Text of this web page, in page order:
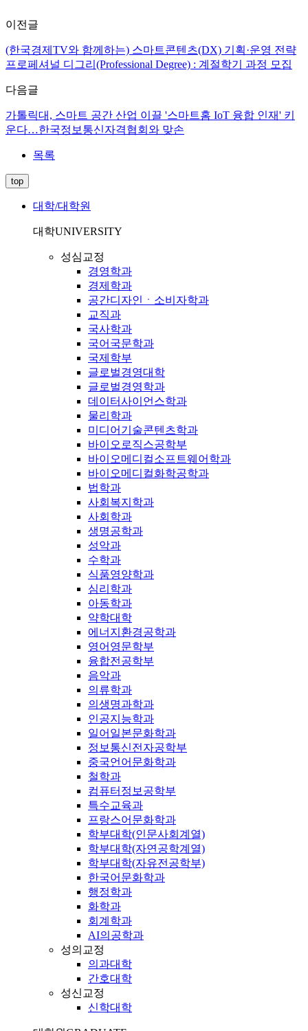
이전글
(한국경제TV와 함께하는) 스마트콘텐츠(DX) 기획·운영 전략
프로페셔널 디그리(Professional Degree) : 계절학기 과정 모집
다음글
가톨릭대, 스마트 공간 산업 이끌 '스마트홈 IoT 융합 인재' 키
운다…한국정보통신자격협회와 맞손
목록
top
대학/대학원
대학UNIVERSITY
성심교정
경영학과
경제학과
공간디자인ㆍ소비자학과
교직과
국사학과
국어국문학과
국제학부
글로벌경영대학
글로벌경영학과
데이터사이언스학과
물리학과
미디어기술콘텐츠학과
바이오로직스공학부
바이오메디컬소프트웨어학과
바이오메디컬화학공학과
법학과
사회복지학과
사회학과
생명공학과
성악과
수학과
식품영양학과
심리학과
아동학과
약학대학
에너지환경공학과
영어영문학부
융합전공학부
음악과
의류학과
의생명과학과
인공지능학과
일어일본문화학과
정보통신전자공학부
중국언어문화학과
철학과
컴퓨터정보공학부
특수교육과
프랑스어문화학과
학부대학(인문사회계열)
학부대학(자연공학계열)
학부대학(자유전공학부)
한국어문화학과
행정학과
화학과
회계학과
AI의공학과
성의교정
의과대학
간호대학
성신교정
신학대학